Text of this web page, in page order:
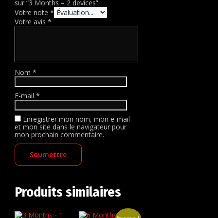
sur “3 Months – 2 devices”
Votre note *
Votre avis *
Nom *
E-mail *
Enregistrer mon nom, mon e-mail
et mon site dans le navigateur pour
mon prochain commentaire.
Produits similaires